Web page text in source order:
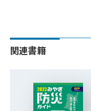
関連書籍